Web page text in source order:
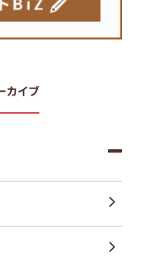
カイブ